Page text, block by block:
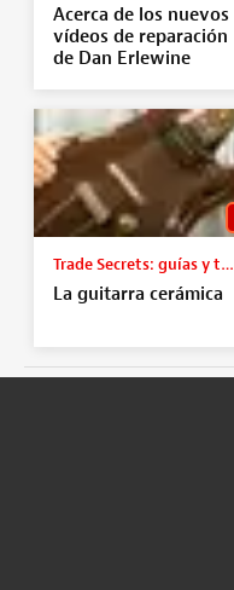
Acerca de los nuevos
vídeos de reparación
de Dan Erlewine
Trade Secrets: guías y tutoriales
La guitarra cerámica